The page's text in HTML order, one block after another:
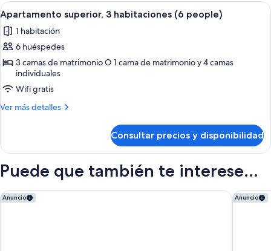
habitaciones
people)
Abrir
todas
las
fotos
de
Apartamento
superior,
3
people)
Una cama bien tendida con una
7
Apartamento superior, 3 habitaciones (6 people)
1 habitación
6 huéspedes
3 camas de matrimonio O 1 cama de matrimonio y 4 camas
individuales
Wifi gratis
Ver más detalles
Más
superior,
habitaciones
people)
Consultar precios y disponibilidad
Puede que también te interese...
Anuncio
Best Western CTC Hotel Verona Anuncio
Due